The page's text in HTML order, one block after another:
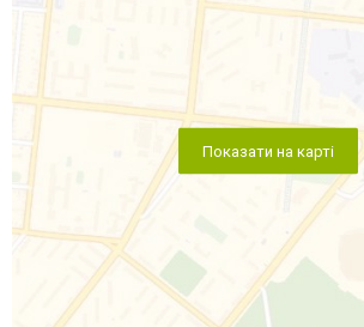
Показати на карті